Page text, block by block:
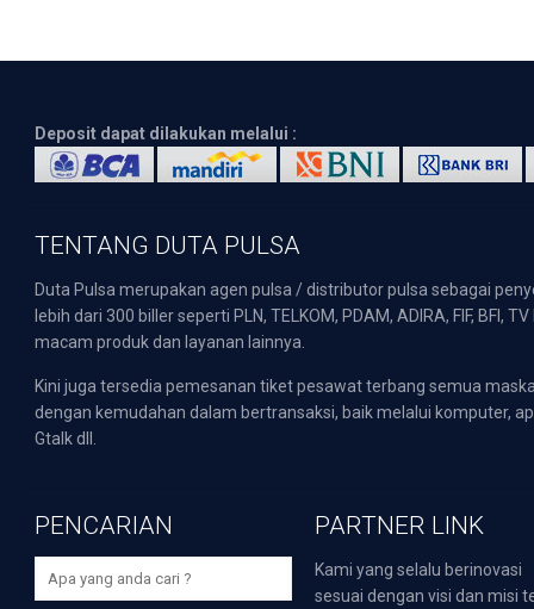
Deposit dapat dilakukan melalui :
TENTANG DUTA PULSA
Duta Pulsa merupakan agen pulsa / distributor pulsa sebagai
lebih dari 300 biller seperti PLN, TELKOM, PDAM, ADIRA, FIF,
macam produk dan layanan lainnya.
Kini juga tersedia pemesanan tiket pesawat terbang semua
dengan kemudahan dalam bertransaksi, baik melalui komputer,
Gtalk dll.
PENCARIAN PARTNER LINK
Kami yang selalu berinovasi
sesuai dengan visi dan misi